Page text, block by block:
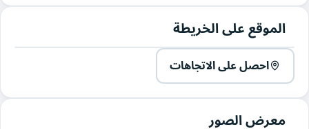
الموقع على الخريطة
احصل على الاتجاهات
معرض الصور